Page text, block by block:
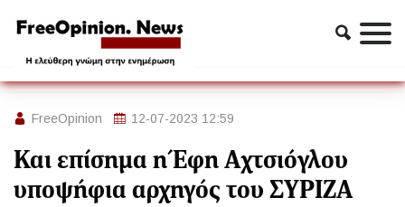
Πολιτική
Και επίσημα η Έφη Αχτσιόγλου υποψήφια αρχηγός του
ΣΥΡΙΖΑ (Βίντεο)
FreeOpinion 12-07-2023 12:59
Και επίσημα η Έφη Αχτσιόγλου
υποψήφια αρχηγός του ΣΥΡΙΖΑ